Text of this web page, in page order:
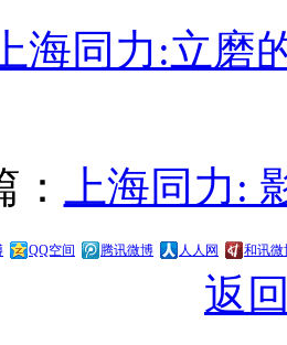
上海同力:立磨
上海同力:
QQ空间 腾讯微博 人人网 和讯微
返